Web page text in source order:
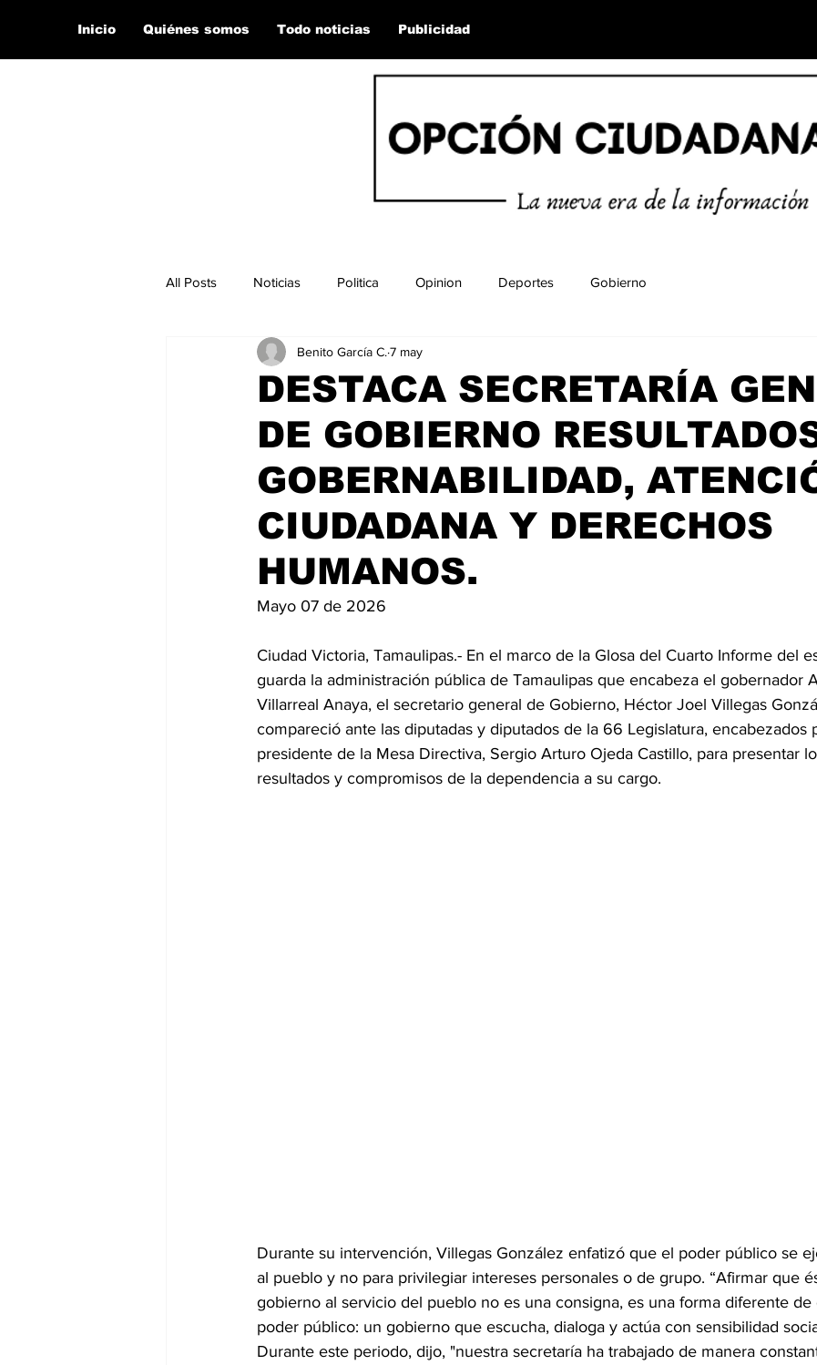
Inicio Quiénes somos Todo noticias Publicidad
All Posts Noticias Politica Opinion Deportes Gobierno
DESTACA SECRETARÍA
DE GOBIERNO
GOBERNABILIDAD,
CIUDADANA Y DERECHOS
HUMANOS.
Benito García C. 7 may
Mayo 07 de 2026
Ciudad Victoria, Tamaulipas.- En el marco de la Glosa del Cuarto Informe del
guarda la administración pública de Tamaulipas que encabeza el gobernador
Villarreal Anaya, el secretario general de Gobierno, Héctor Joel Villegas
compareció ante las diputadas y diputados de la 66 Legislatura, encabezados
presidente de la Mesa Directiva, Sergio Arturo Ojeda Castillo, para presentar
resultados y compromisos de la dependencia a su cargo.
Durante su intervención, Villegas González enfatizó que el poder público se
al pueblo y no para privilegiar intereses personales o de grupo. “Afirmar que
gobierno al servicio del pueblo no es una consigna, es una forma diferente de
poder público: un gobierno que escucha, dialoga y actúa con sensibilidad
Durante este periodo, dijo, "nuestra secretaría ha trabajado de manera